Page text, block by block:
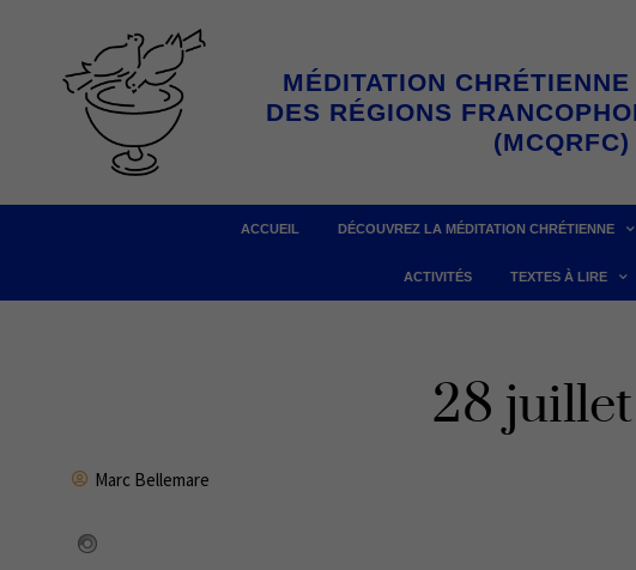
contenu
MÉDITATION
DES RÉGIONS
(MCQRFC)
ACCUEIL DÉCOUVREZ LA MÉDITATION CHRÉTIENNE
ACTIVITÉS TEXTES À LIRE
28
Marc Bellemare